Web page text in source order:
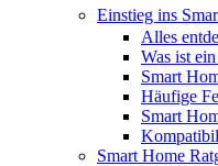
Einstieg ins
Alles
Was ist
Smart
Häufige
Smart
Smart Home